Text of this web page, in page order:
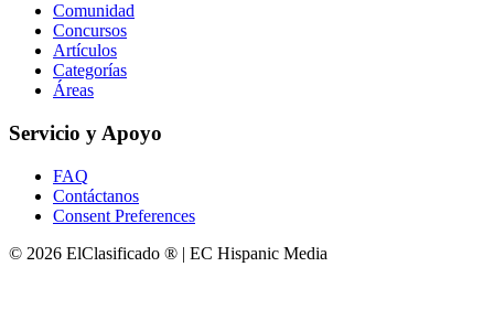
Comunidad
Concursos
Artículos
Categorías
Áreas
Servicio y Apoyo
FAQ
Contáctanos
Consent Preferences
© 2026 ElClasificado ® | EC Hispanic Media